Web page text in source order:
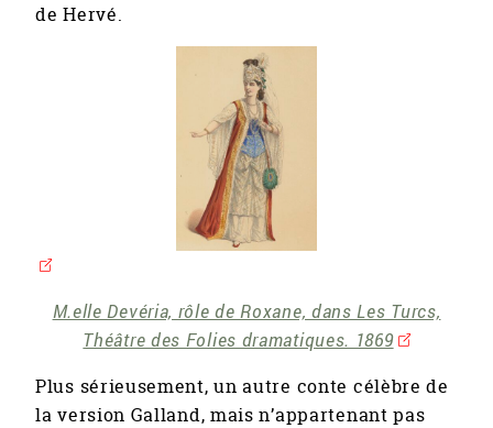
de Hervé.
M.elle Devéria, rôle de Roxane, dans Les Turcs,
Théâtre des Folies dramatiques. 1869
Plus sérieusement, un autre conte célèbre de
la version Galland, mais n’appartenant pas